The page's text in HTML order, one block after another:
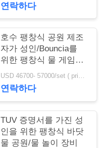
연락하다
호수 팽창식 공원 제조
자가 성인/Bouncia를
위한 팽창식 물 게임에
의하여 급수합니다
USD 46700- 57000/set ( price just for reference, detailed prices need to be confirmed) MOQ:1 집합 또는 부분 전체 공원
연락하다
TUV 증명서를 가진 성
인을 위한 팽창식 바닷
물 공원/물 놀이 장비